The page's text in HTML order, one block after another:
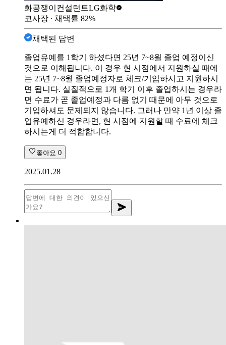
화공쟁이컨설턴트LG화학
코사장 ∙ 채택률 82%
채택된 답변
졸업유예를 1학기 하셨다면 25년 7~8월 졸업 예정이신
것으로 이해됩니다. 이 경우 현 시점에서 지원하실 때에
는 25년 7~8월 졸업예정자로 체크/기입하시고 지원하시
면 됩니다. 실질적으로 1개 학기 이후 졸업하시는 경우라
면 수료가 곧 졸업예정과 다름 없기 때문에 아무 것으로
기입하셔도 문제되지 않습니다. 그러나 만약 1년 이상 졸
업유예하신 경우라면, 현 시점에 지원할 때 수료에 체크
하시는게 더 적합합니다.
좋아요 0
2025.01.28